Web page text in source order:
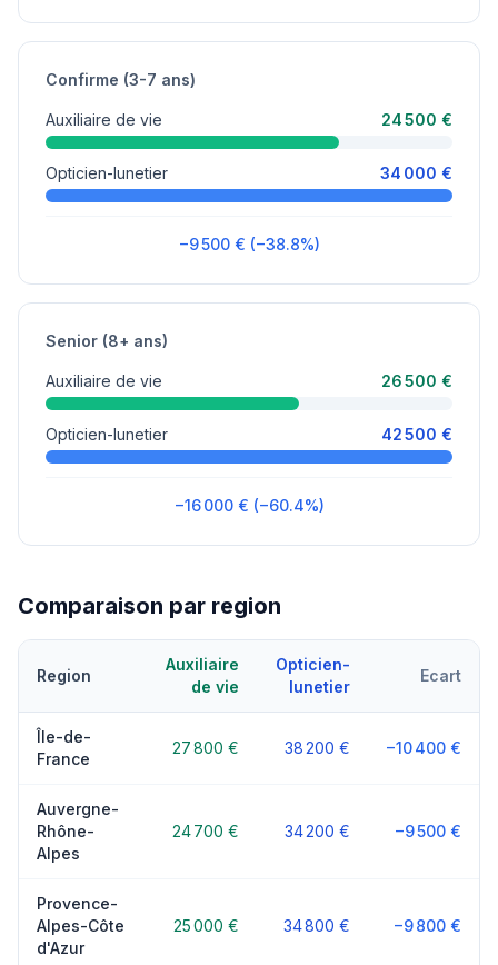
Confirme (3-7 ans)
Auxiliaire de vie 24 500 €
Opticien-lunetier 34 000 €
−9 500 € (−38.8%)
Senior (8+ ans)
Auxiliaire de vie 26 500 €
Opticien-lunetier 42 500 €
−16 000 € (−60.4%)
Comparaison par region
Region
Auxiliaire
de vie
Opticien-
lunetier
Ecart
Île-de-
France
27 800 € 38 200 € −10 400 €
Auvergne-
Rhône-
Alpes
24 700 € 34 200 € −9 500 €
Provence-
Alpes-Côte
d'Azur
25 000 € 34 800 € −9 800 €